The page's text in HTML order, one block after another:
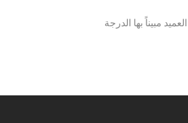
مبيناً بها الدرجة